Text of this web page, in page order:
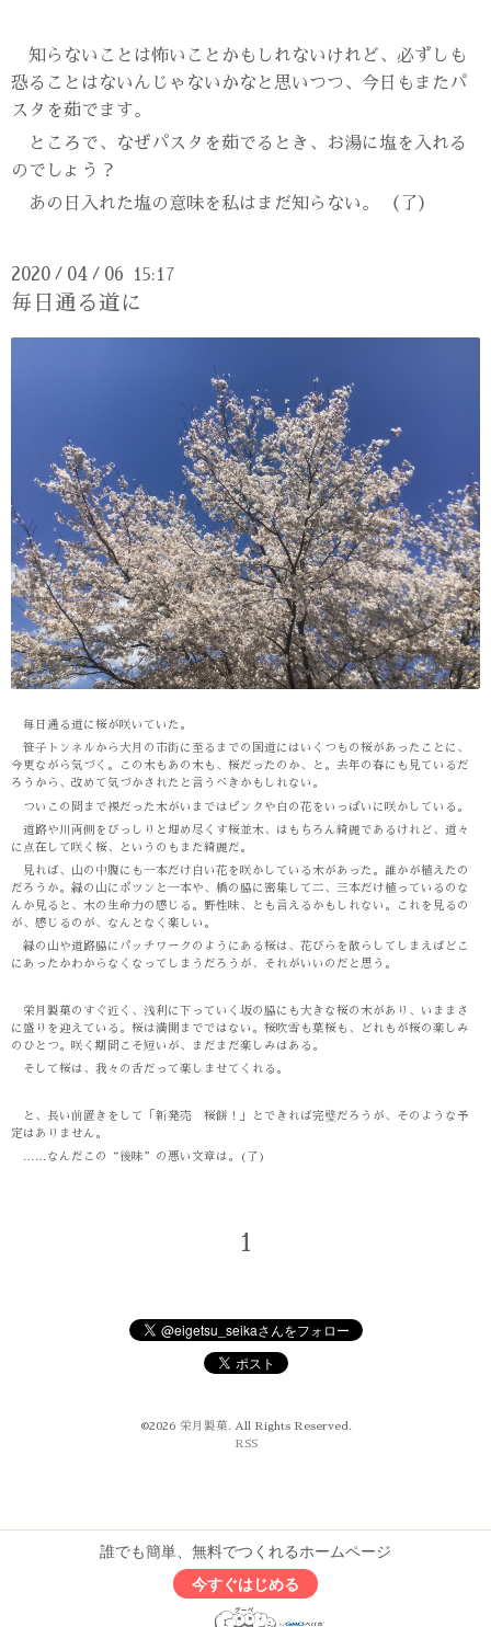
知らないことは怖いことかもしれないけれど、必ずしも
恐ることはないんじゃないかなと思いつつ、今日もまたパ
スタを茹でます。
ところで、なぜパスタを茹でるとき、お湯に塩を入れる
のでしょう？
あの日入れた塩の意味を私はまだ知らない。
（了）
2020 / 04 / 06 15:17
毎日通る道に
毎日通る道に桜が咲いていた。
笹子トンネルから大月の市街に至るまでの国道にはいくつもの桜があったことに、
今更ながら気づく。この木もあの木も、桜だったのか、と。去年の春にも見ているだ
ろうから、改めて気づかされたと言うべきかもしれない。
ついこの間まで裸だった木がいまではピンクや白の花をいっぱいに咲かしている。
道路や川両側をびっしりと埋め尽くす桜並木、はもちろん綺麗であるけれど、道々
に点在して咲く桜、というのもまた綺麗だ。
見れば、山の中腹にも一本だけ白い花を咲かしている木があった。誰かが植えたの
だろうか。緑の山にポツンと一本や、橋の脇に密集して二、三本だけ植っているのな
んか見ると、木の生命力の感じる。野性味、とも言えるかもしれない。これを見るの
が、感じるのが、なんとなく楽しい。
緑の山や道路脇にパッチワークのようにある桜は、花びらを散らしてしまえばどこ
にあったかわからなくなってしまうだろうが、それがいいのだと思う。
栄月製菓のすぐ近く、浅利に下っていく坂の脇にも大きな桜の木があり、いままさ
に盛りを迎えている。桜は満開までではない。桜吹雪も葉桜も、どれもが桜の楽しみ
のひとつ。咲く期間こそ短いが、まだまだ楽しみはある。
そして桜は、我々の舌だって楽しませてくれる。
と、長い前置きをして「新発売 桜餅！」とできれば完璧だろうが、そのような予
定はありません。
……なんだこの“後味”の悪い文章は。(了)
1
©2026 栄月製菓. All Rights Reserved.
RSS
誰でも簡単、無料でつくれるホームページ
今すぐはじめる